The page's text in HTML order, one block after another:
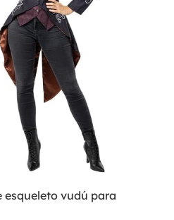
esqueleto vudú para